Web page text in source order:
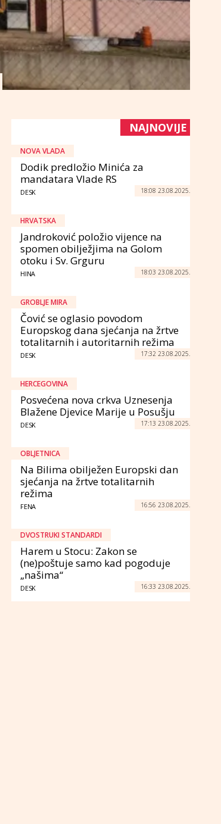
NAJNOVIJE
NOVA VLADA
Dodik predložio Minića za
mandatara Vlade RS
DESK 18:08 23.08.2025.
HRVATSKA
Jandroković položio vijence na
spomen obilježjima na Golom
otoku i Sv. Grguru
HINA 18:03 23.08.2025.
GROBLJE MIRA
Čović se oglasio povodom
Europskog dana sjećanja na žrtve
totalitarnih i autoritarnih režima
DESK 17:32 23.08.2025.
HERCEGOVINA
Posvećena nova crkva Uznesenja
Blažene Djevice Marije u Posušju
DESK 17:13 23.08.2025.
OBLJETNICA
Na Bilima obilježen Europski dan
sjećanja na žrtve totalitarnih
režima
FENA 16:56 23.08.2025.
DVOSTRUKI STANDARDI
Harem u Stocu: Zakon se
(ne)poštuje samo kad pogoduje
„našima“
DESK 16:33 23.08.2025.